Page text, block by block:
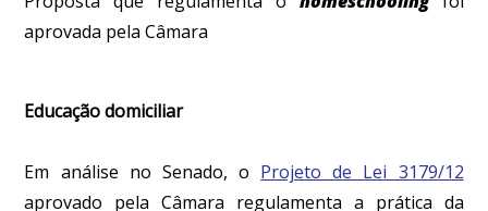
aprovada pela Câmara
Educação domiciliar
Em análise no Senado, o Projeto de Lei 3179/12
aprovado pela Câmara regulamenta a prática da